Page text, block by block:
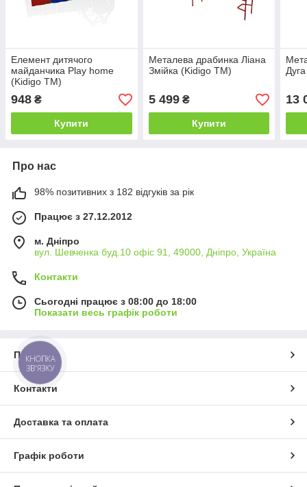
Елемент дитячого
майданчика Play home
(Kidigo ТМ)
948 ₴
Купити
Металева драбинка Ліана
Змійка (Kidigo ТМ)
5 499₴
Купити
13
Про нас
98% позитивних з 182 відгуків за рік
Працює з 27.12.2012
м. Дніпро
вул. Шевченка буд.10 офіс 91, 49000, Дніпро, Україна
Контакти
Сьогодні працює з 08:00 до 18:00
Показати весь графік роботи
Про нас
Контакти
Доставка та оплата
Графік роботи
КНОПКА
ЗВ'ЯЗКУ